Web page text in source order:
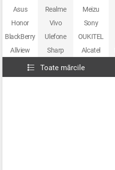
Asus
Realme Meizu
Honor
Vivo Sony
BlackBerry
Ulefone OUKITEL
Allview
Sharp Alcatel
Toate mărcile